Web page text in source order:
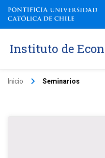
Instituto de
Inicio keyboard_arrow_right Seminarios